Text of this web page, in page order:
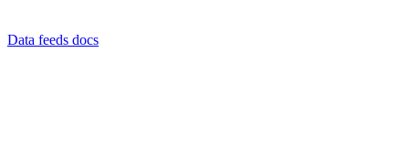
Data feeds docs